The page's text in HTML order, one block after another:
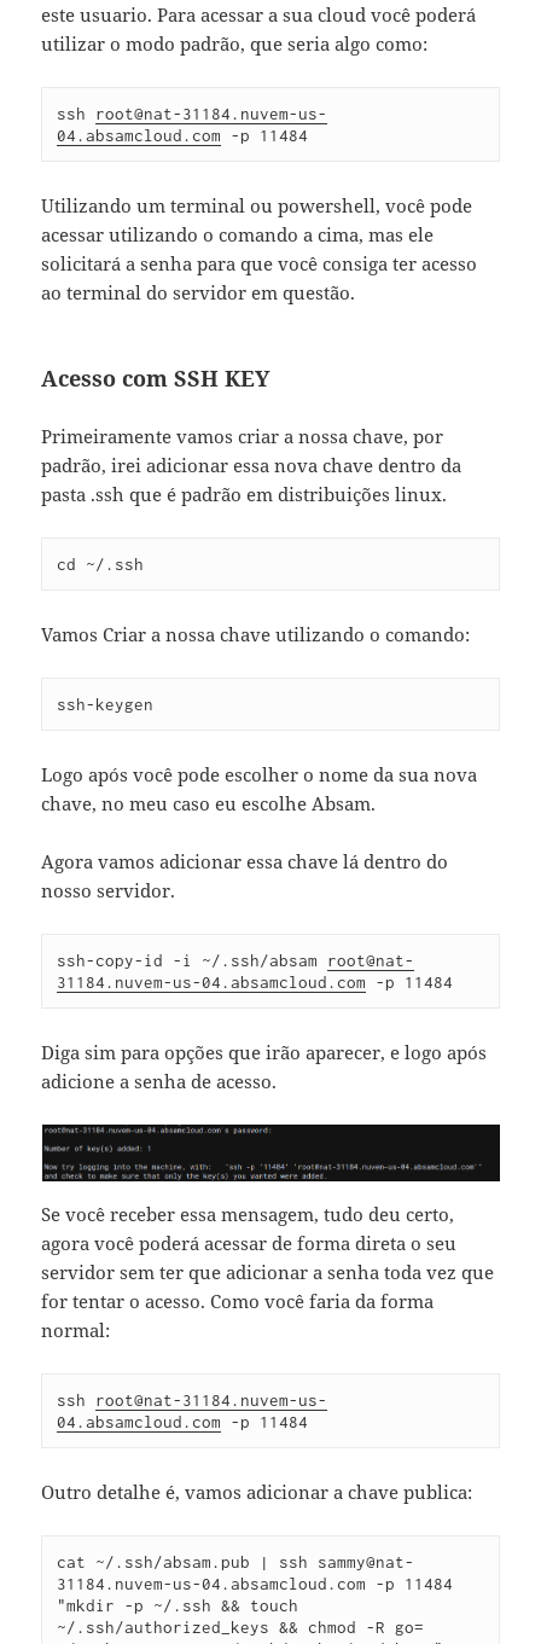
este usuario. Para acessar a sua cloud você poderá
utilizar o modo padrão, que seria algo como:
ssh root@nat-31184.nuvem-us-
04.absamcloud.com -p 11484
Utilizando um terminal ou powershell, você pode
acessar utilizando o comando a cima, mas ele
solicitará a senha para que você consiga ter acesso
ao terminal do servidor em questão.
Acesso com SSH KEY
Primeiramente vamos criar a nossa chave, por
padrão, irei adicionar essa nova chave dentro da
pasta .ssh que é padrão em distribuições linux.
cd ~/.ssh
Vamos Criar a nossa chave utilizando o comando:
ssh-keygen
Logo após você pode escolher o nome da sua nova
chave, no meu caso eu escolhe Absam.
Agora vamos adicionar essa chave lá dentro do
nosso servidor.
ssh-copy-id -i ~/.ssh/absam root@nat-
31184.nuvem-us-04.absamcloud.com -p 11484
Diga sim para opções que irão aparecer, e logo após
adicione a senha de acesso.
Se você receber essa mensagem, tudo deu certo,
agora você poderá acessar de forma direta o seu
servidor sem ter que adicionar a senha toda vez que
for tentar o acesso. Como você faria da forma
normal:
ssh root@nat-31184.nuvem-us-
04.absamcloud.com -p 11484
Outro detalhe é, vamos adicionar a chave publica:
cat ~/.ssh/absam.pub | ssh sammy@nat-
31184.nuvem-us-04.absamcloud.com -p 11484
"mkdir -p ~/.ssh && touch
~/.ssh/authorized_keys && chmod -R go=